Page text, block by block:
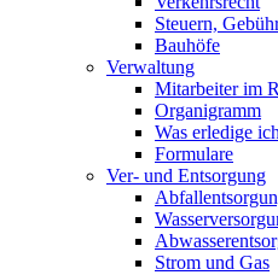
Steuern,
Bauhöfe
Verwaltung
Mitarbeiter im
Organigramm
Was erledige
Formulare
Ver- und Entsorgung
Strom und Gas